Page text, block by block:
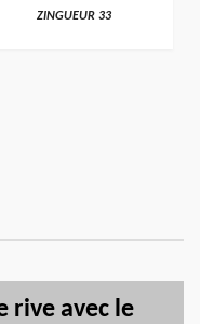
ZINGUEUR 33
rive avec le